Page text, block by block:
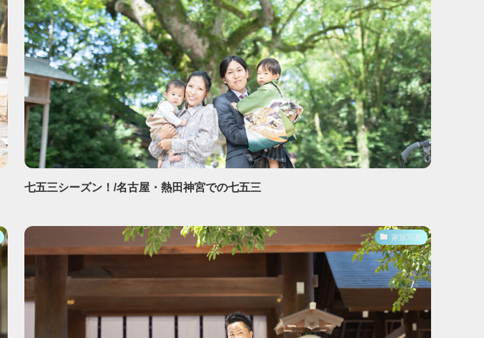
七五三シーズン！/名古屋・熱田神宮での七五三
家族写真